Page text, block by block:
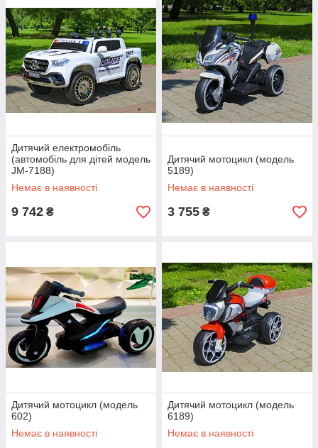
Дитячий електромобіль
(автомобіль для дітей модель
JM-7188)
Немає в наявності
9 742 ₴
Дитячий мотоцикл (модель
5189)
Немає в наявності
3 755 ₴
Дитячий мотоцикл (модель
602)
Немає в наявності
Дитячий мотоцикл (модель
6189)
Немає в наявності